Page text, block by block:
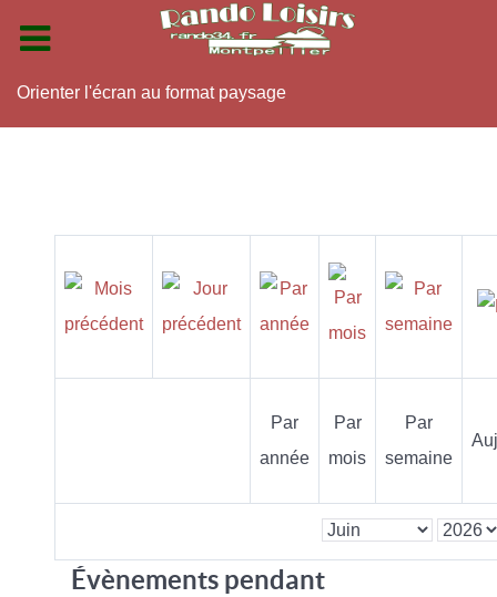
Orienter l'écran au format paysage
Par
année
Par
mois
Par
semaine
Évènements pendant